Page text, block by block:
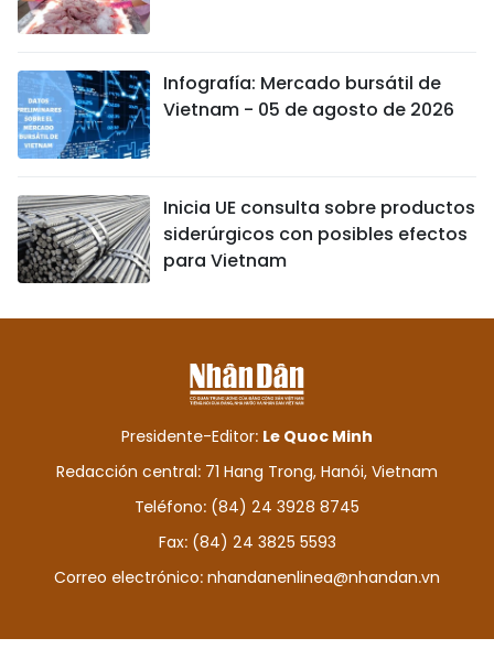
Infografía: Mercado bursátil de
Vietnam - 05 de agosto de 2026
Inicia UE consulta sobre productos
siderúrgicos con posibles efectos
para Vietnam
Presidente-Editor: Le Quoc Minh
Redacción central: 71 Hang Trong, Hanói, Vietnam
Teléfono: (84) 24 3928 8745
Fax: (84) 24 3825 5593
Correo electrónico: nhandanenlinea@nhandan.vn